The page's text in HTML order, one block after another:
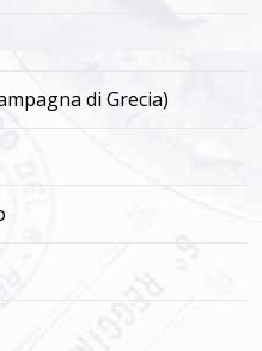
di Grecia)